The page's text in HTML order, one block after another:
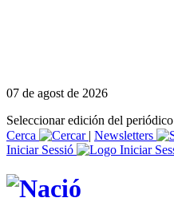
07 de agost de 2026
Seleccionar edición del periódico
Cerca
| Newsletters
Iniciar Sessió